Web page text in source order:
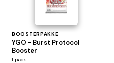
BOOSTERPAKKE
YGO - Burst Protocol
Booster
1 pack